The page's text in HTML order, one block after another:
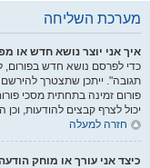
מערכת השליחה
איך אני יוצר נושא חדש או
כדי לפרסם נושא חדש בפורום,
תגובה". ייתכן שתצטרך
פורום זמינה בתחתית מסכי
יכול לצרף קבצים להודעות, וכן
חזרה למעלה
כיצד אני עורך או מוחק